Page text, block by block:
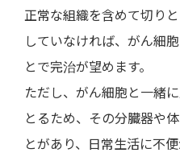
正常な組織を含めて切り
していなければ、がん細
とで完治が望めます。
ただし、がん細胞と一緒
とるため、その分臓器や
とがあり、日常生活に不